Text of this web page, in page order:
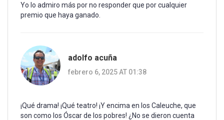
Yo lo admiro más por no responder que por cualquier
premio que haya ganado.
adolfo acuña
febrero 6, 2025 AT 01:38
¡Qué drama! ¡Qué teatro! ¡Y encima en los Caleuche, que
son como los Óscar de los pobres! ¿No se dieron cuenta